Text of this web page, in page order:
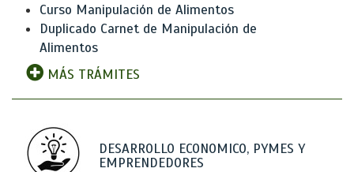
Curso Manipulación de Alimentos
Duplicado Carnet de Manipulación de
Alimentos
MÁS TRÁMITES
DESARROLLO ECONOMICO, PYMES Y
EMPRENDEDORES